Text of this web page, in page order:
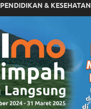
PENDIDIKAN & KESEHATAN